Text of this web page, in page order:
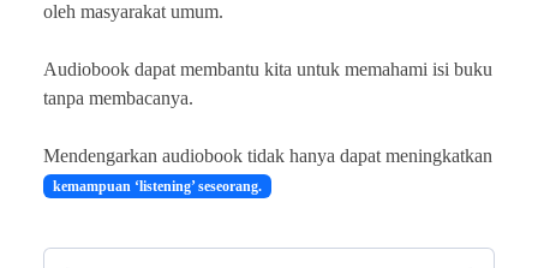
oleh masyarakat umum.
Audiobook dapat membantu kita untuk memahami isi buku
tanpa membacanya.
Mendengarkan audiobook tidak hanya dapat meningkatkan
kemampuan ‘listening’ seseorang.